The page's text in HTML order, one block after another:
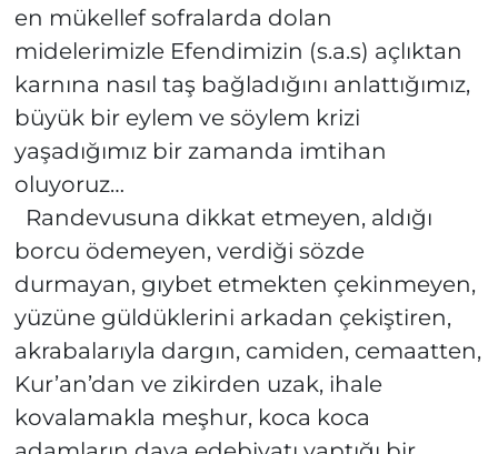
en mükellef sofralarda dolan
midelerimizle Efendimizin (s.a.s) açlıktan
karnına nasıl taş bağladığını anlattığımız,
büyük bir eylem ve söylem krizi
yaşadığımız bir zamanda imtihan
oluyoruz…
Randevusuna dikkat etmeyen, aldığı
borcu ödemeyen, verdiği sözde
durmayan, gıybet etmekten çekinmeyen,
yüzüne güldüklerini arkadan çekiştiren,
akrabalarıyla dargın, camiden, cemaatten,
Kur’an’dan ve zikirden uzak, ihale
kovalamakla meşhur, koca koca